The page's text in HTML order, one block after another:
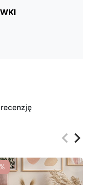
keyboard_arrow_left
keyboard_arrow_right